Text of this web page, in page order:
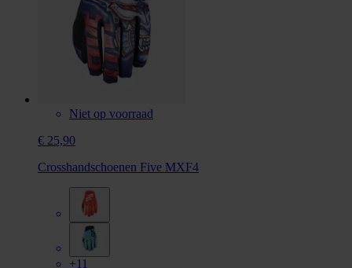
Niet op voorraad
€ 25,90
Crosshandschoenen Five MXF4
+11